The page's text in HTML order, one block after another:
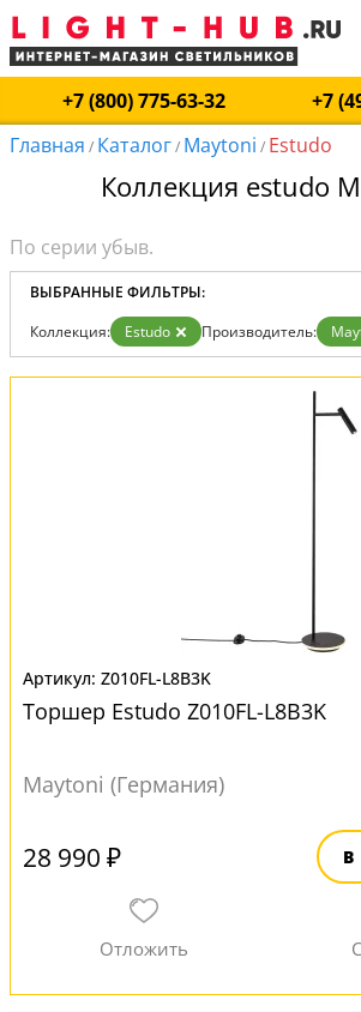
+7 (800) 775-63-32
+7
Главная / Каталог/ Maytoni / Estudo
Коллекция estudo
ВЫБРАННЫЕ ФИЛЬТРЫ:
Коллекция: Estudo Производитель:
Z010FL-L8B3K
Торшер Estudo Z010FL-L8B3K
Maytoni (Германия)
28 990 ₽ В